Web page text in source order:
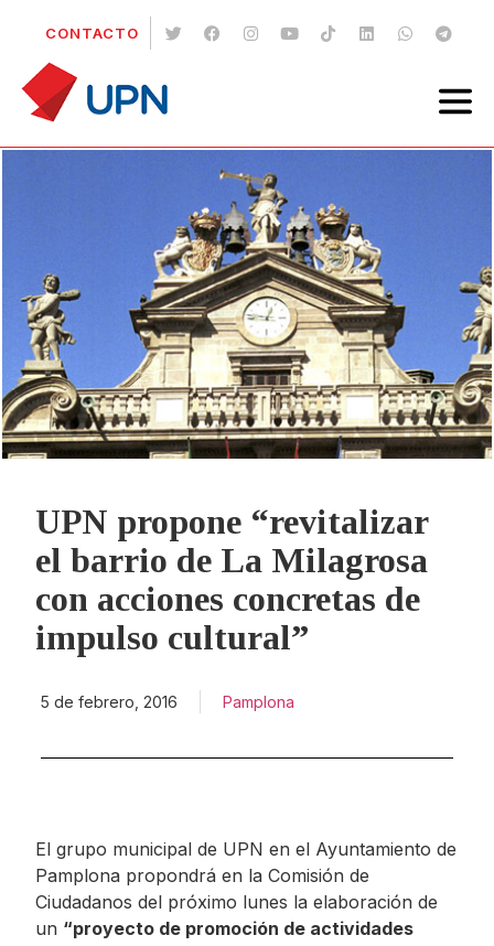
CONTACTO
UPN propone “revitalizar
el barrio de La Milagrosa
con acciones concretas de
impulso cultural”
5 de febrero, 2016 Pamplona
El grupo municipal de UPN en el Ayuntamiento de
Pamplona propondrá en la Comisión de
Ciudadanos del próximo lunes la elaboración de
un “proyecto de promoción de actividades